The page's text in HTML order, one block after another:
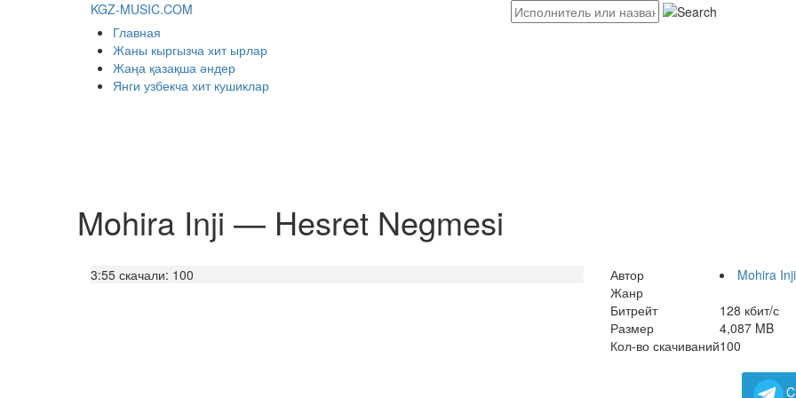
KGZ-MUSIC.COM
Главная
Жаны кыргызча хит ырлар
Жаңа қазақша әндер
Янги узбекча хит кушиклар
Mohira Inji — Hesret Negmesi
3:55 скачали: 100 Автор
Mohira Inji
Жанр
Битрейт
128 кбит/с
Размер
4,087 MB
Кол-во скачиваний100